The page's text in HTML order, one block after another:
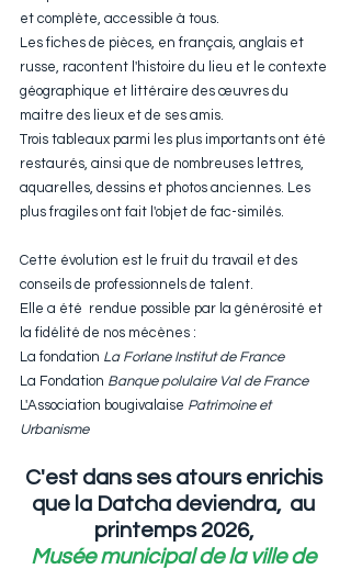
et complète, accessible à tous.
Les fiches de pièces, en français, anglais et
russe, racontent l'histoire du lieu et le contexte
géographique et littéraire des œuvres du
maitre des lieux et de ses amis.
Trois tableaux parmi les plus importants ont été
restaurés, ainsi que de nombreuses lettres,
aquarelles, dessins et photos anciennes. Les
plus fragiles ont fait l'objet de fac-similés.
Cette évolution est le fruit du travail et des
conseils de professionnels de talent.
Elle a été  rendue possible par la générosité et
la fidélité de nos mécènes :
La fondation La Forlane Institut de France
La Fondation Banque polulaire Val de France
L'Association bougivalaise Patrimoine et
Urbanisme
C'est dans ses atours enrichis
que la Datcha deviendra,  au
printemps 2026,
Musée municipal de la ville de